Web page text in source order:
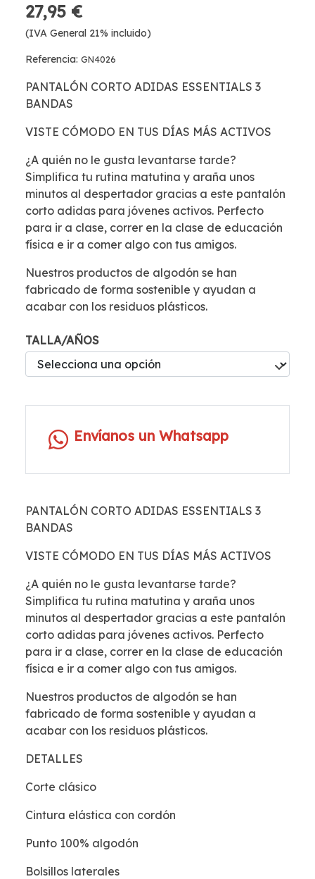
27,95 €
(IVA General 21% incluido)
Referencia: GN4026
PANTALÓN CORTO ADIDAS ESSENTIALS 3
BANDAS
VISTE CÓMODO EN TUS DÍAS MÁS ACTIVOS
¿A quién no le gusta levantarse tarde?
Simplifica tu rutina matutina y araña unos
minutos al despertador gracias a este pantalón
corto adidas para jóvenes activos. Perfecto
para ir a clase, correr en la clase de educación
física e ir a comer algo con tus amigos.
Nuestros productos de algodón se han
fabricado de forma sostenible y ayudan a
acabar con los residuos plásticos.
TALLA/AÑOS
Envíanos un Whatsapp
PANTALÓN CORTO ADIDAS ESSENTIALS 3
BANDAS
VISTE CÓMODO EN TUS DÍAS MÁS ACTIVOS
¿A quién no le gusta levantarse tarde?
Simplifica tu rutina matutina y araña unos
minutos al despertador gracias a este pantalón
corto adidas para jóvenes activos. Perfecto
para ir a clase, correr en la clase de educación
física e ir a comer algo con tus amigos.
Nuestros productos de algodón se han
fabricado de forma sostenible y ayudan a
acabar con los residuos plásticos.
DETALLES
Corte clásico
Cintura elástica con cordón
Punto 100% algodón
Bolsillos laterales